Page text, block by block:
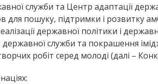
служби та Центр адаптації
пошуку, підтримки і розвитку
державної політики і
служби та покрашення
робіт серед молоді (далі –